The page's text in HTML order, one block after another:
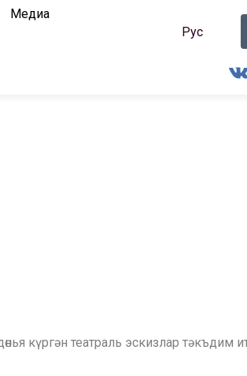
Медиа
Рус
күргән театраль эскизлар тәкъдим